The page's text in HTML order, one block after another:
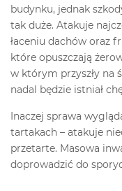
budynku, jednak
tak duże. Atakuje
łaceniu dachów oraz
które opuszczają
w którym przyszły na
nadal będzie istniał
Inaczej sprawa
tartakach – atakuje
przetarte. Masowa
doprowadzić do